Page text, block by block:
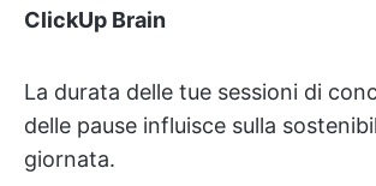
ClickUp Brain
La durata delle tue sessioni di
delle pause influisce sulla
giornata.